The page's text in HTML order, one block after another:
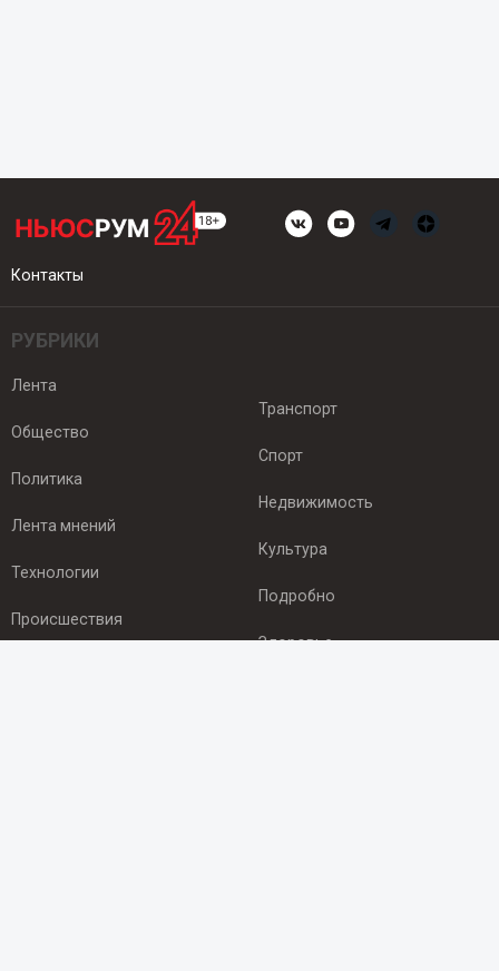
Контакты
РУБРИКИ
Лента
Общество
Политика
Лента мнений
Технологии
Происшествия
Транспорт
Спорт
Недвижимость
Культура
Подробно
Здоровье